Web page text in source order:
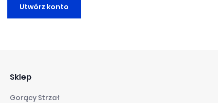
Utwórz konto
Sklep
Gorący Strzał